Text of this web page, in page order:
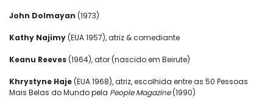
John Dolmayan (1973)
Kathy Najimy(EUA 1957), atriz & comediante
Keanu Reeves(1964), ator (nascido em Beirute)
Khrystyne Haje(EUA 1968), atriz, escolhida entre as 50 Pessoas
Mais Belas do Mundo pela People Magazine(1990)